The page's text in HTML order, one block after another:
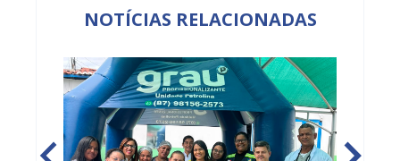
NOTÍCIAS RELACIONADAS